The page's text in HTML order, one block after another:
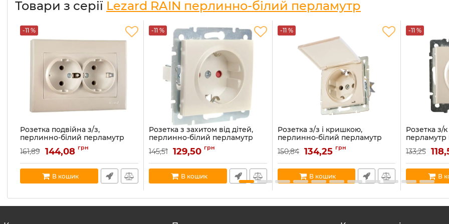
Товари з серії Lezard RAIN перлинно-білий перламутр
-11 %
Розетка подвійна з/з,
перлинно-білий перламутр
Lezard RAIN (703-3088-127B)
Артикул:703-3088-127B
В наявності:20
161,89 144,08 грн
В кошик
-11 %
Розетка з захитом від дітей,
перлинно-білий перламутр
Lezard RAIN (703-3088-124B)
Артикул:703-3088-124B
В наявності:50
145,51 129,50 грн
В кошик
-11 %
Розетка з/з і кришкою,
перлинно-білий перламутр
Lezard RAIN (703-3088-123B)
Артикул:
703-3088-123B
В наявності:5
150,84 134,25 грн
В кошик
-11 %
Розетка з/
перламутр
Артикул:703-
В наявності:
133,25
В